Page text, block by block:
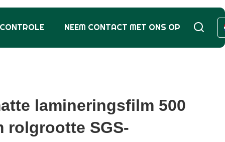
NEEM CONTACT MET ONS OP
lamineringsfilm 500
rolgrootte SGS-
lamineringsfilm 500
rolgrootte SGS-